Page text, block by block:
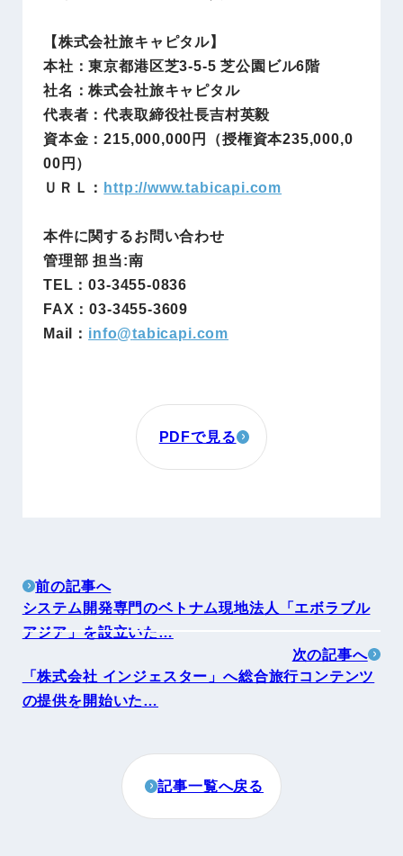
【株式会社旅キャピタル】
本社：東京都港区芝3-5-5 芝公園ビル6階
社名：株式会社旅キャピタル
代表者：代表取締役社長吉村英毅
資本金：215,000,000円（授権資本235,000,0
00円）
ＵＲＬ： http://www.tabicapi.com
本件に関するお問い合わせ
管理部 担当:南
TEL：03-3455-0836
FAX：03-3455-3609
Mail： info@tabicapi.com
PDFで見る
前の記事へ
システム開発専門のベトナム現地法人「エボラブル
アジア」を設立いた…
次の記事へ
「株式会社 インジェスター」へ総合旅行コンテンツ
の提供を開始いた…
記事一覧へ戻る